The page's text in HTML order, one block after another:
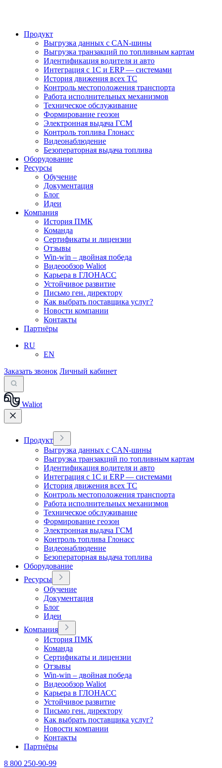
Продукт
Выгрузка данных с CAN-шины
Выгрузка транзакций по топливным картам
Идентификация водителя и авто
Интеграция с 1С и ERP — системами
История движения всех ТС
Контроль местоположения транспорта
Работа исполнительных механизмов
Техническое обслуживание
Формирование геозон
Электронная выдача ГСМ
Контроль топлива Глонасс
Видеонаблюдение
Безоператорная выдача топлива
Оборудование
Ресурсы
Обучение
Документация
Блог
Идеи
Компания
История ПМК
Команда
Сертификаты и лицензии
Отзывы
Win-win – двойная победа
Видеообзор Waliot
Карьера в ГЛОНАСС
Устойчивое развитие
Письмо ген. директору
Как выбрать поставщика услуг?
Новости компании
Контакты
Партнёры
RU
EN
Заказать звонок Личный кабинет
Waliot
Продукт
Выгрузка данных с CAN-шины
Выгрузка транзакций по топливным картам
Идентификация водителя и авто
Интеграция с 1С и ERP — системами
История движения всех ТС
Контроль местоположения транспорта
Работа исполнительных механизмов
Техническое обслуживание
Формирование геозон
Электронная выдача ГСМ
Контроль топлива Глонасс
Видеонаблюдение
Безоператорная выдача топлива
Оборудование
Ресурсы
Обучение
Документация
Блог
Идеи
Компания
История ПМК
Команда
Сертификаты и лицензии
Отзывы
Win-win – двойная победа
Видеообзор Waliot
Карьера в ГЛОНАСС
Устойчивое развитие
Письмо ген. директору
Как выбрать поставщика услуг?
Новости компании
Контакты
Партнёры
8 800 250-90-99